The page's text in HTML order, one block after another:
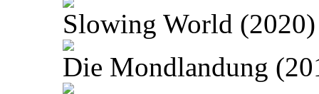
Slowing World (2020)
Die Mondlandung